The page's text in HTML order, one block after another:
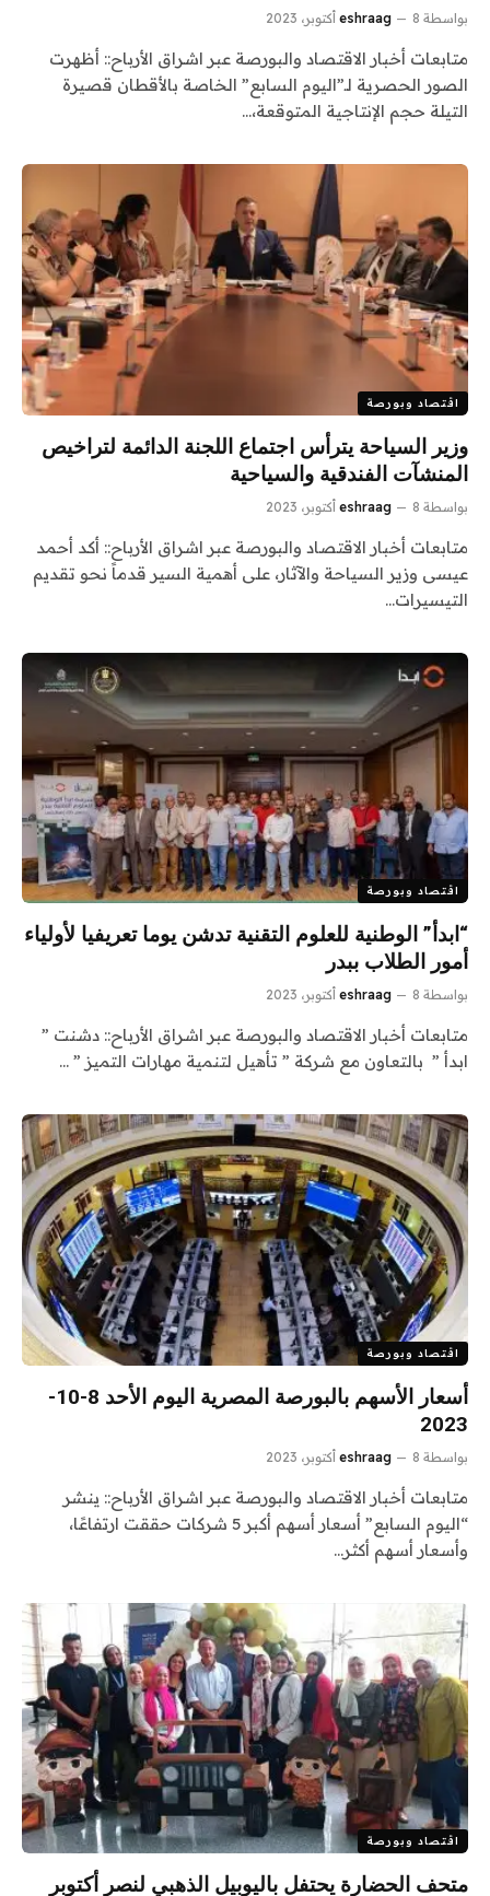
بواسطة eshraag 8 أكتوبر، 2023
متابعات أخبار الاقتصاد والبورصة عبر اشراق الأرباح:: أظهرت
الصور الحصرية لـ”اليوم السابع” الخاصة بالأقطان قصيرة
التيلة حجم الإنتاجية المتوقعة،…
اقتصاد وبورصة
وزير السياحة يترأس اجتماع اللجنة الدائمة لتراخيص
المنشآت الفندقية والسياحية
بواسطة eshraag 8 أكتوبر، 2023
متابعات أخبار الاقتصاد والبورصة عبر اشراق الأرباح:: أكد أحمد
عيسى وزير السياحة والآثار، على أهمية السير قدماً نحو تقديم
التيسيرات…
اقتصاد وبورصة
“ابدأ” الوطنية للعلوم التقنية تدشن يوما تعريفيا لأولياء
أمور الطلاب ببدر
بواسطة eshraag 8 أكتوبر، 2023
متابعات أخبار الاقتصاد والبورصة عبر اشراق الأرباح:: دشنت ”
ابدأ ” بالتعاون مع شركة ” تأهيل لتنمية مهارات التميز ” …
اقتصاد وبورصة
أسعار الأسهم بالبورصة المصرية اليوم الأحد 8-10-
2023
بواسطة eshraag 8 أكتوبر، 2023
متابعات أخبار الاقتصاد والبورصة عبر اشراق الأرباح:: ينشر
“اليوم السابع” أسعار أسهم أكبر 5 شركات حققت ارتفاعًا،
وأسعار أسهم أكثر…
اقتصاد وبورصة
متحف الحضارة يحتفل باليوبيل الذهبي لنصر أكتوبر